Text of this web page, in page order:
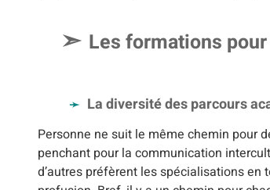
Les formations
La diversité des parcours
Personne ne suit le même chemin pour
penchant pour la communication
d’autres préfèrent les spécialisations